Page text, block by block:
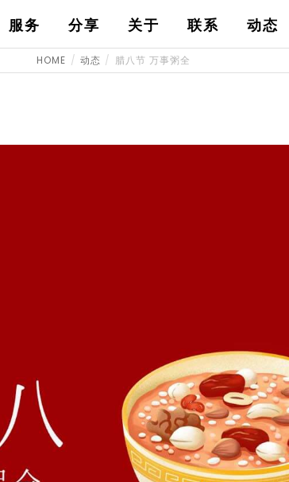
服务 分享 关于 联系 动态
HOME 动态 腊八节 万事粥全